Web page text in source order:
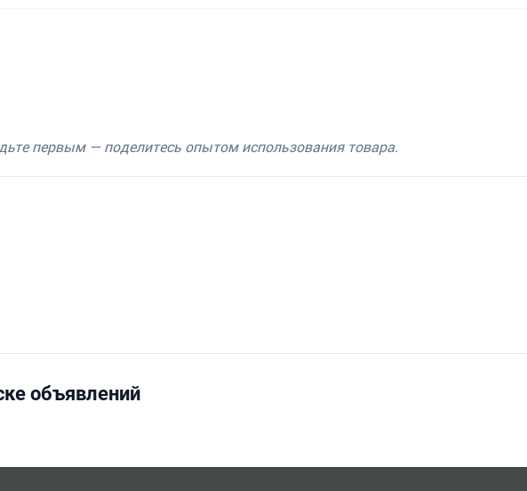
первым — поделитесь опытом использования товара.
объявлений